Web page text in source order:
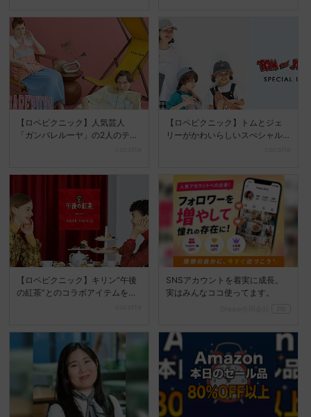
【ロペピクニック】人気芸人
「ガンバレルーヤ」の2人のテー
【ロペピクニック】トムとジェ
リーがかわいらしいスぺシャル
【ロペピクニック】キリン“午後
の紅茶”とのコラボアイテムを発
SNSアカウントを着実に成長。
実はみんなココ使ってます。